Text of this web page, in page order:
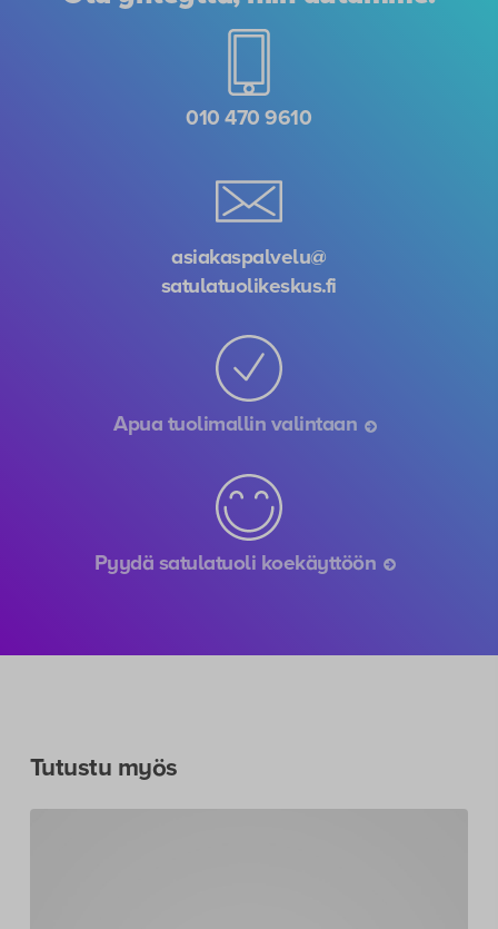
010 470 9610
asiakaspalvelu@
satulatuolikeskus.fi
Apua tuolimallin valintaan
Pyydä satulatuoli koekäyttöön
Tutustu myös